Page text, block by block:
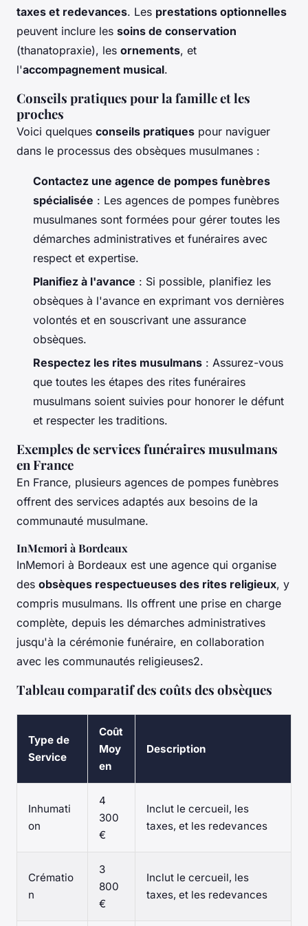
taxes et redevances. Les prestations optionnelles
peuvent inclure les soins de conservation
(thanatopraxie), les ornements, et
l'accompagnement musical.
Conseils pratiques pour la famille et les
proches
Voici quelques conseils pratiques pour naviguer
dans le processus des obsèques musulmanes :
Contactez une agence de pompes funèbres
spécialisée : Les agences de pompes funèbres
musulmanes sont formées pour gérer toutes les
démarches administratives et funéraires avec
respect et expertise.
Planifiez à l'avance : Si possible, planifiez les
obsèques à l'avance en exprimant vos dernières
volontés et en souscrivant une assurance
obsèques.
Respectez les rites musulmans : Assurez-vous
que toutes les étapes des rites funéraires
musulmans soient suivies pour honorer le défunt
et respecter les traditions.
Exemples de services funéraires musulmans
en France
En France, plusieurs agences de pompes funèbres
offrent des services adaptés aux besoins de la
communauté musulmane.
InMemori à Bordeaux
InMemori à Bordeaux est une agence qui organise
des obsèques respectueuses des rites religieux, y
compris musulmans. Ils offrent une prise en charge
complète, depuis les démarches administratives
jusqu'à la cérémonie funéraire, en collaboration
avec les communautés religieuses2.
Tableau comparatif des coûts des obsèques
Type de
Service
Coût
Moy
en
Description
Inhumati
on
4
300
€
Inclut le cercueil, les
taxes, et les redevances
Crématio
n
3
800
€
Inclut le cercueil, les
taxes, et les redevances